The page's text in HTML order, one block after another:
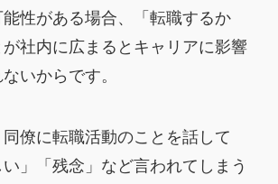
性がある場合、「転職するか
社内に広まるとキャリアに影響
いからです。
僚に転職活動のことを話して
い」「残念」など言われてしまう